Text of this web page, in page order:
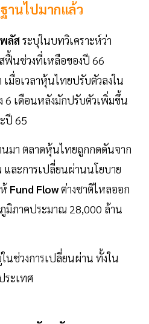
านไปมากแล้ว
ลัสระบุในบทวิเคราะห์ว่า
ฟื้นช่วงที่เหลือของปี 66
มื่อเวลาหุ้นไทยปรับตัวลงใน
6 เดือนหลังมักปรับตัวเพิ่มขึ้น
ปี 65
มา ตลาดหุ้นไทยถูกกดดันจาก
และการเปลี่ยนผ่านนโยบาย
Fund Flowต่างชาติไหลออก
มิภาคประมาณ 28,000 ล้าน
นช่วงการเปลี่ยนผ่าน ทั้งใน
ระเทศ